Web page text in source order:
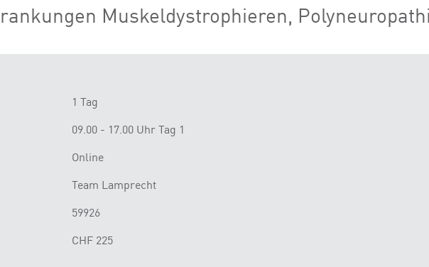
Muskeldystrophieren,
1 Tag
09.00 - 17.00 Uhr Tag 1
Online
Team Lamprecht
59926
CHF 225